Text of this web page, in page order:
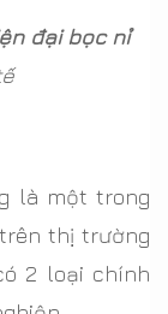
đại bọc nỉ
là một trong
thị trường
2 loại chính